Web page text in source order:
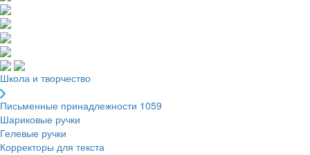
Школа и творчество
Письменные принадлежности 1059
Шариковые ручки
Гелевые ручки
Корректоры для текста